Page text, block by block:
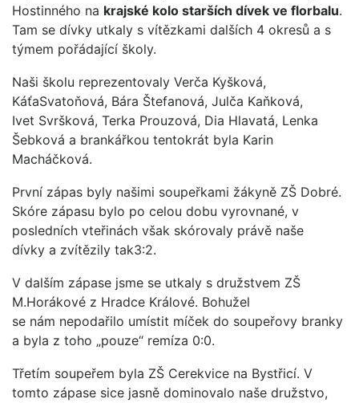
Hostinného na krajské kolo starších dívek ve florbalu.
Tam se dívky utkaly s vítězkami dalších 4 okresů a s
týmem pořádající školy.
Naši školu reprezentovaly Verča Kyšková,
KáťaSvatoňová, Bára Štefanová, Julča Kaňková,
Ivet Svršková, Terka Prouzová, Dia Hlavatá, Lenka
Šebková a brankářkou tentokrát byla Karin
Macháčková.
První zápas byly našimi soupeřkami žákyně ZŠ Dobré.
Skóre zápasu bylo po celou dobu vyrovnané, v
posledních vteřinách však skórovaly právě naše
dívky a zvítězily tak3:2.
V dalším zápase jsme se utkaly s družstvem ZŠ
M.Horákové z Hradce Králové. Bohužel
se nám nepodařilo umístit míček do soupeřovy branky
a byla z toho „pouze“ remíza 0:0.
Třetím soupeřem byla ZŠ Cerekvice na Bystřicí. V
tomto zápase sice jasně dominovalo naše družstvo,